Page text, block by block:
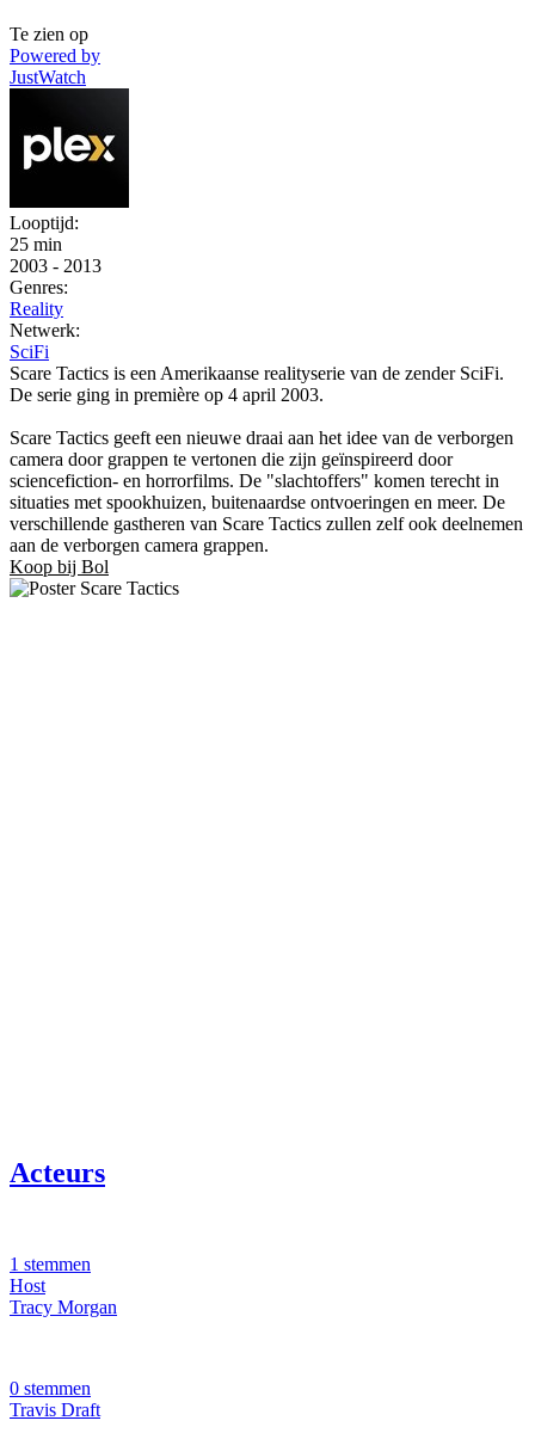
Te zien op
Powered by
JustWatch
Looptijd:
25 min
2003 - 2013
Genres:
Reality
Netwerk:
SciFi
Scare Tactics is een Amerikaanse realityserie van de zender SciFi.
De serie ging in première op 4 april 2003.
Scare Tactics geeft een nieuwe draai aan het idee van de verborgen
camera door grappen te vertonen die zijn geïnspireerd door
sciencefiction- en horrorfilms. De "slachtoffers" komen terecht in
situaties met spookhuizen, buitenaardse ontvoeringen en meer. De
verschillende gastheren van Scare Tactics zullen zelf ook deelnemen
aan de verborgen camera grappen.
Koop bij Bol
Acteurs
1 stemmen
Host
Tracy Morgan
0 stemmen
Travis Draft